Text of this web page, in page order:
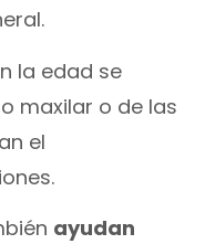
la edad se
maxilar o de las
el
ayudan